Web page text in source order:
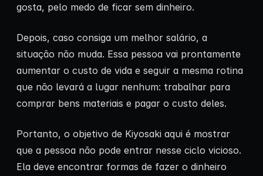
gosta, pelo medo de ficar sem dinheiro.
Depois, caso consiga um melhor salário, a
situação não muda. Essa pessoa vai prontamente
aumentar o custo de vida e seguir a mesma rotina
que não levará a lugar nenhum: trabalhar para
comprar bens materiais e pagar o custo deles.
Portanto, o objetivo de Kiyosaki aqui é mostrar
que a pessoa não pode entrar nesse ciclo vicioso.
Ela deve encontrar formas de fazer o dinheiro